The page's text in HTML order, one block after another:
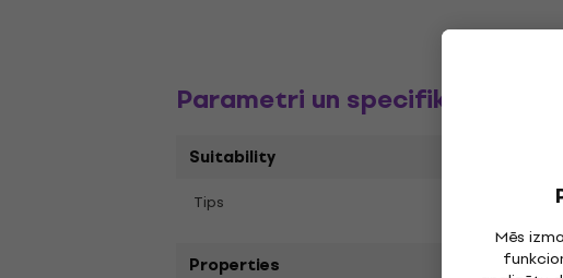
Mēs
Parametri un specifikācijas
Suitability
Tips
Properties